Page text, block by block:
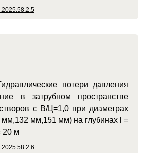
потери давления
в затрубном пространстве
с В/Ц=1,0 при диаметрах
мм,151 мм) на глубинах l =
20 м